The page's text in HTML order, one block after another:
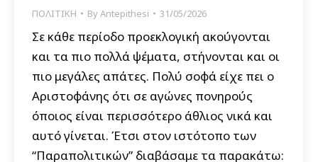
ΠΟΛΙΤΙΚΗ ByAntepithesi 31/05/2026
Σε κάθε περίοδο προεκλογική ακούγονται
και τα πιο πολλά ψέματα, στήνονται και οι
πιο μεγάλες απάτες. Πολύ σοφά είχε πει ο
Αριστοφάνης ότι σε αγώνες πονηρούς
όποιος είναι περισσότερο άθλιος νικά και
αυτό γίνεται. Έτσι στον ιστότοπο των
“Παραπολιτικών” διαβάσαμε τα παρακάτω: